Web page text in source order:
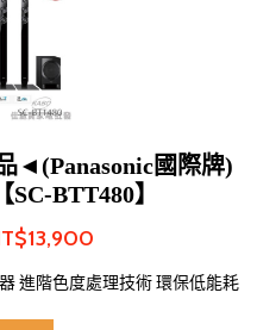
◄(Panasonic國際牌)
BTT480】
13,900
進階色度處理技術 環保低能耗